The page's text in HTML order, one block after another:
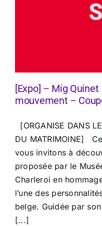
[Expo] – Mig
mouvement –
[ORGANISE DANS
DU MATRIMOINE]
vous invitons à
proposée par le
Charleroi en
l’une des
belge. Guidée par
[...]